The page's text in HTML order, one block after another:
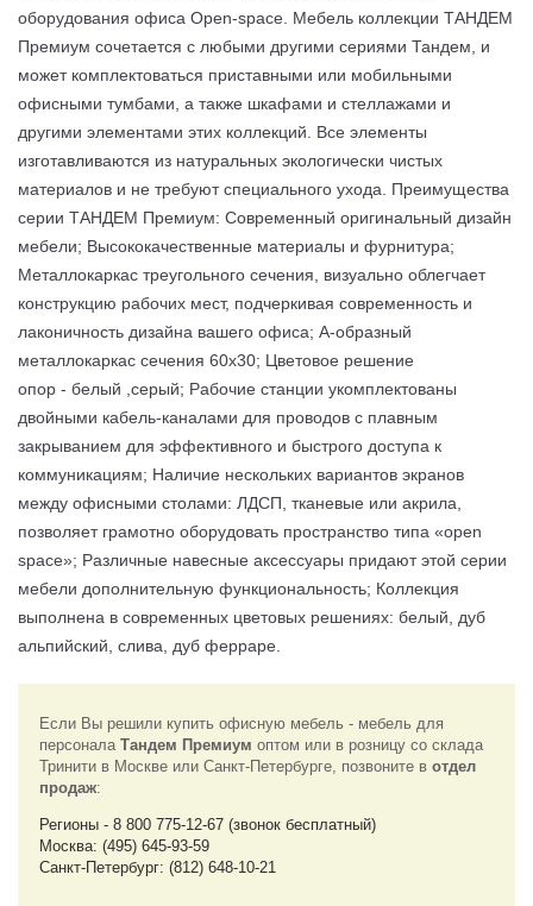
оборудования офиса Open-space. Мебель коллекции ТАНДЕМ
Премиум сочетается с любыми другими сериями Тандем, и
может комплектоваться приставными или мобильными
офисными тумбами, а также шкафами и стеллажами и
другими элементами этих коллекций. Все элементы
изготавливаются из натуральных экологически чистых
материалов и не требуют специального ухода. Преимущества
серии ТАНДЕМ Премиум: Современный оригинальный дизайн
мебели; Высококачественные материалы и фурнитура;
Металлокаркас треугольного сечения, визуально облегчает
конструкцию рабочих мест, подчеркивая современность и
лаконичность дизайна вашего офиса; А-образный
металлокаркас сечения 60х30; Цветовое решение
опор - белый ,серый; Рабочие станции укомплектованы
двойными кабель-каналами для проводов с плавным
закрыванием для эффективного и быстрого доступа к
коммуникациям; Наличие нескольких вариантов экранов
между офисными столами: ЛДСП, тканевые или акрила,
позволяет грамотно оборудовать пространство типа «open
space»; Различные навесные аксессуары придают этой серии
мебели дополнительную функциональность; Коллекция
выполнена в современных цветовых решениях: белый, дуб
альпийский, слива, дуб ферраре.
Если Вы решили купить офисную мебель - мебель для
персонала Тандем Премиум оптом или в розницу со склада
Тринити в Москве или Санкт-Петербурге, позвоните в отдел
продаж:
Регионы - 8 800 775-12-67 (звонок бесплатный)
Москва: (495) 645-93-59
Санкт-Петербург: (812) 648-10-21